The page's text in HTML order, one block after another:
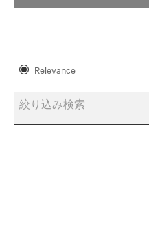
Relevance
絞り込み検索